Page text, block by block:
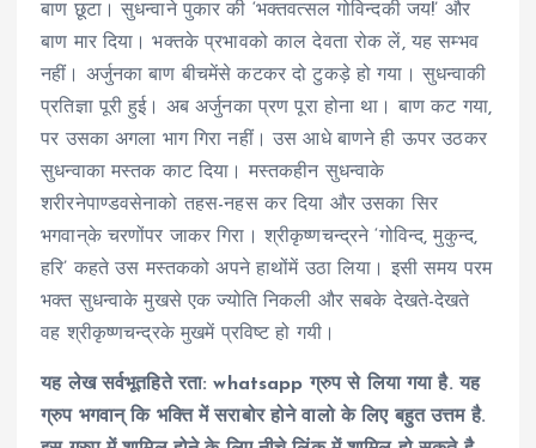
बाण छूटा। सुधन्वाने पुकार की ‘भक्तवत्सल गोविन्दकी जय!’ और
बाण मार दिया। भक्तके प्रभावको काल देवता रोक लें, यह सम्भव
नहीं। अर्जुनका बाण बीचमेंसे कटकर दो टुकड़े हो गया। सुधन्वाकी
प्रतिज्ञा पूरी हुई। अब अर्जुनका प्रण पूरा होना था। बाण कट गया,
पर उसका अगला भाग गिरा नहीं। उस आधे बाणने ही ऊपर उठकर
सुधन्वाका मस्तक काट दिया। मस्तकहीन सुधन्वाके
शरीरनेपाण्डवसेनाको तहस-नहस कर दिया और उसका सिर
भगवान्‌के चरणोंपर जाकर गिरा। श्रीकृष्णचन्द्रने ‘गोविन्द, मुकुन्द,
हरि’ कहते उस मस्तकको अपने हाथोंमें उठा लिया। इसी समय परम
भक्त सुधन्वाके मुखसे एक ज्योति निकली और सबके देखते-देखते
वह श्रीकृष्णचन्द्रके मुखमें प्रविष्ट हो गयी।
यह लेख सर्वभूतहिते रता: whatsapp ग्रुप से लिया गया है. यह
ग्रुप भगवान् कि भक्ति में सराबोर होने वालो के लिए बहुत उत्तम है.